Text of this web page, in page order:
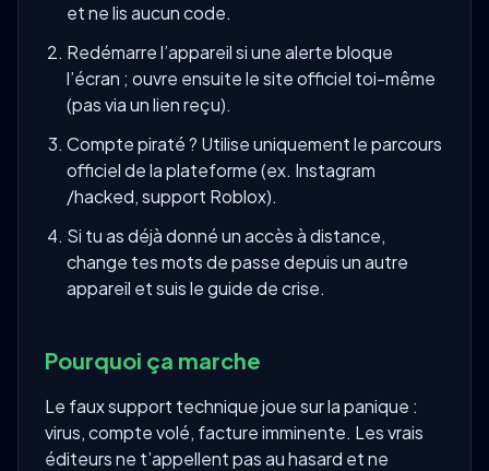
et ne lis aucun code.
Redémarre l’appareil si une alerte bloque
l’écran ; ouvre ensuite le site officiel toi-même
(pas via un lien reçu).
Compte piraté ? Utilise uniquement le parcours
officiel de la plateforme (ex. Instagram
/hacked, support Roblox).
Si tu as déjà donné un accès à distance,
change tes mots de passe depuis un autre
appareil et suis le guide de crise.
Pourquoi ça marche
Le faux support technique joue sur la panique :
virus, compte volé, facture imminente. Les vrais
éditeurs ne t’appellent pas au hasard et ne